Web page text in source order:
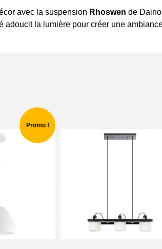
avec la suspension Rhoswen de
la lumière pour créer une
Promo !